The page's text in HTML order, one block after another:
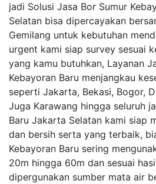
jadi Solusi Jasa Bor Sumur
Selatan bisa dipercayakan
Gemilang untuk kebutuhan
urgent kami siap survey sesuai
yang kamu butuhkan, Layanan
Kebayoran Baru menjangkau
seperti Jakarta, Bekasi, Bogor,
Juga Karawang hingga seluruh
Baru Jakarta Selatan kami siap
dan bersih serta yang terbaik,
Kebayoran Baru sering
20m hingga 60m dan sesuai
dipergunakan sumber mata air